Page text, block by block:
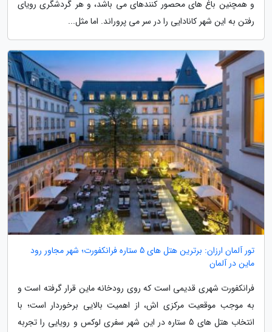
و همچنین باغ های محصور کنندهای می باشد، و هر گردشگری رویای
رفتن به این شهر کانادایی را در سر می پروراند. اما مثل...
تور آلمان ارزان: برترین هتل های 5 ستاره فرانکفورت؛ شهر مجاور رود
ماین در آلمان
فرانکفورت شهری قدیمی است که روی رودخانه ماین قرار گرفته است و
به موجب موقعیت مرکزی اش، از اهمیت بالایی برخوردار است؛ با
انتخاب هتل های 5 ستاره در این شهر سفری لوکس و رویایی را تجربه